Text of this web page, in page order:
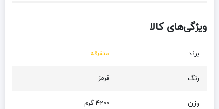
ویژگی‌های کالا
برند متفرقه
رنگ قرمز
وزن 4200 گرم